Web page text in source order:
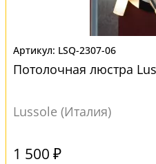
LSQ-2307-06
Потолочная люстра
Lussole (Италия)
1 500 ₽